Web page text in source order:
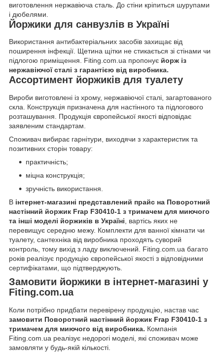
виготовлення нержавіюча сталь. До стіни кріпиться шурупами
і дюбелями.
Йоржики для санвузлів в Україні
Використання антибактеріальних засобів захищає від
поширення інфекції. Щетина щітки не стикається зі стінами чи
підлогою приміщення. Fiting.com.ua пропонує йорж із
нержавіючої сталі з гарантією від виробника.
Ассортимент йоржиків для туалету
Вироби виготовлені із хрому, нержавіючої сталі, загартованого
скла. Конструкція призначена для настінного та підлогового
розташування. Продукція європейської якості відповідає
заявленим стандартам.
Споживач вибирає гарнітури, виходячи з характеристик та
позитивних сторін товару:
практичність;
міцна конструкція;
зручність використання.
В інтернет-магазині представлений прайс на Поворотний
настінний йоржик Frap F30410-1 з тримачем для миючого
та інші моделі йоржиків в Україні , вартісь яких не
перевищує середню межу. Комплекти для ванної кімнати чи
туалету, сантехніка від виробника проходять суворий
контроль, тому вихід з ладу виключений. Fiting.com.ua багато
років реалізує продукцію європейської якості з відповідними
сертифікатами, що підтверджують.
Замовити йоржики в інтернет-магазині у
Fiting.com.ua
Коли потрібно придбати перевірену продукцію, настав час
замовити Поворотний настінний йоржик Frap F30410-1 з
тримачем для миючого від виробника. Компанія
Fiting.com.ua реалізує недорогі моделі, які споживач може
замовляти у будь-якій кількості.